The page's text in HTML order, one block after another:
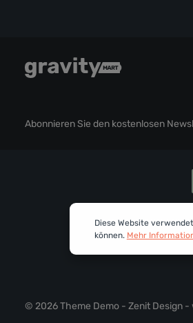
Abonnieren Sie den kostenlosen
© 2026 Theme Demo - Zenit Design -
Diese Website
können. Mehr